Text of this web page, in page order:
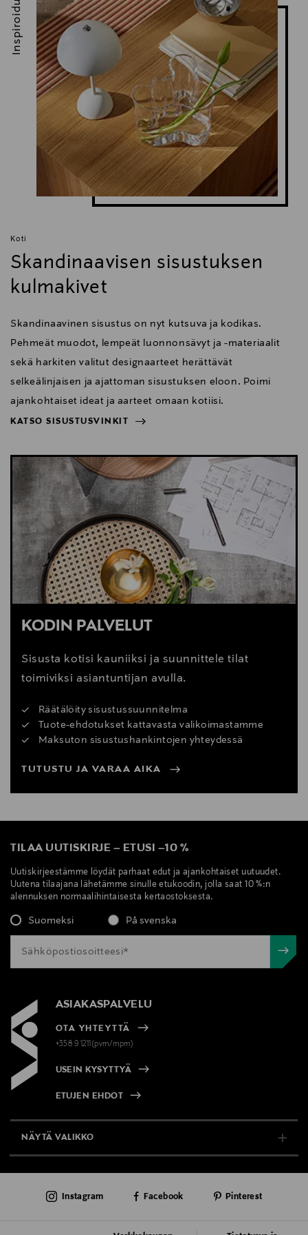
Koti
Skandinaavisen sisustuksen
kulmakivet
Skandinaavinen sisustus on nyt kutsuva ja kodikas.
Pehmeät muodot, lempeät luonnonsävyt ja -materiaalit
sekä harkiten valitut designaarteet herättävät
selkeälinjaisen ja ajattoman sisustuksen eloon. Poimi
ajankohtaiset ideat ja aarteet omaan kotiisi.
KATSO SISUSTUSVINKIT
Inspiroidu
KATSO SISUSTUSVINKIT
KODIN PALVELUT
Sisusta kotisi kauniiksi ja suunnittele tilat
toimiviksi asiantuntijan avulla.
Räätälöity sisustussuunnitelma
Tuote-ehdotukset kattavasta valikoimastamme
Maksuton sisustushankintojen yhteydessä
TUTUSTU JA VARAA AIKA
TILAA UUTISKIRJE – ETUSI –10 %
Uutiskirjeestämme löydät parhaat edut ja ajankohtaiset uutuudet.
Uutena tilaajana lähetämme sinulle etukoodin, jolla saat 10 %:n
alennuksen normaalihintaisesta kertaostoksesta.
Suomeksi På svenska
ASIAKASPALVELU
OTA YHTEYTTÄ
+358 9 1211(pvm/mpm)
USEIN KYSYTTYÄ
ETUJEN EHDOT
NÄYTÄ VALIKKO
AJANKOHTAISTA
Instagram Facebook Pinterest